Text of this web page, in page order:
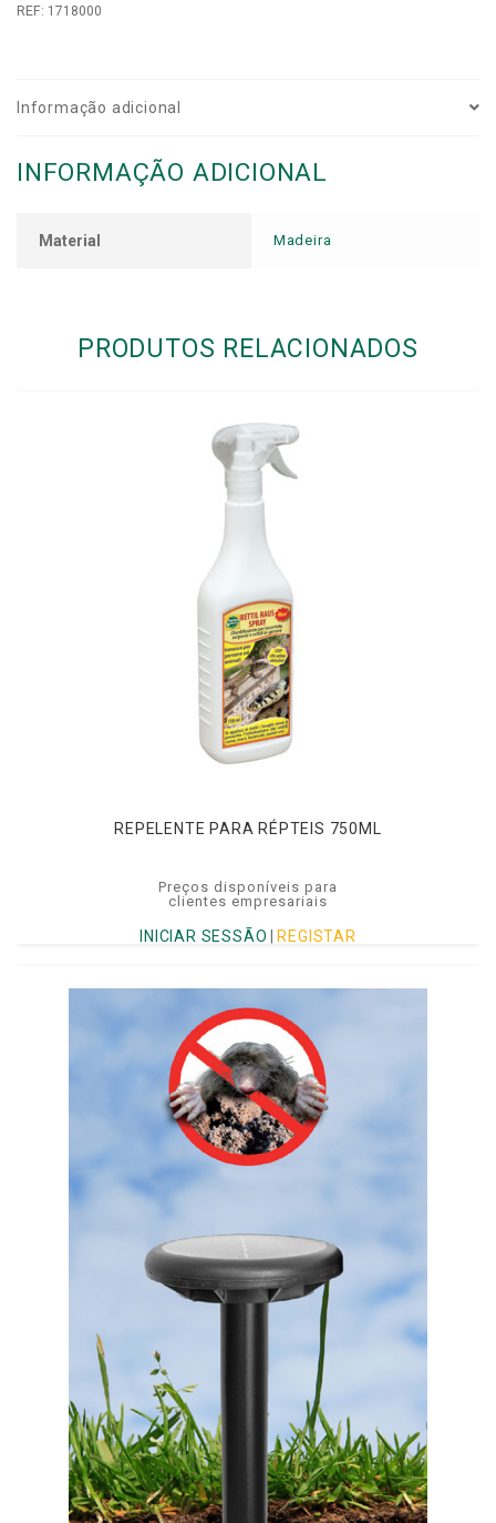
REF: 1718000
Informação adicional
INFORMAÇÃO ADICIONAL
Material Madeira
PRODUTOS RELACIONADOS
REPELENTE PARA RÉPTEIS 750ML
Preços disponíveis para
clientes empresariais
INICIAR SESSÃO REGISTAR